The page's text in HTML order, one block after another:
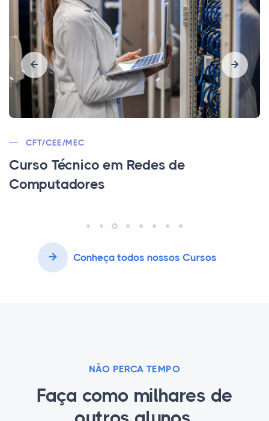
SRTE
Curso Técnico em Química
Conheça todos nossos Cursos
NÃO PERCA TEMPO
Faça como milhares de